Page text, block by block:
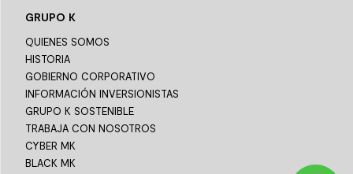
GRUPO K
QUIENES SOMOS
HISTORIA
GOBIERNO CORPORATIVO
INFORMACIÓN INVERSIONISTAS
GRUPO K SOSTENIBLE
TRABAJA CON NOSOTROS
CYBER MK
BLACK MK